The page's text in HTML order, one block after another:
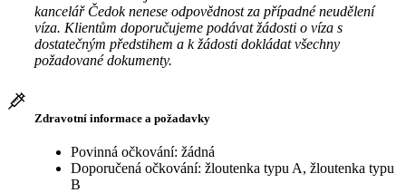
kancelář Čedok nenese odpovědnost za případné neudělení
víza. Klientům doporučujeme podávat žádosti o víza s
dostatečným předstihem a k žádosti dokládat všechny
požadované dokumenty.
Zdravotní informace a požadavky
Povinná očkování: žádná
Doporučená očkování: žloutenka typu A, žloutenka typu
B